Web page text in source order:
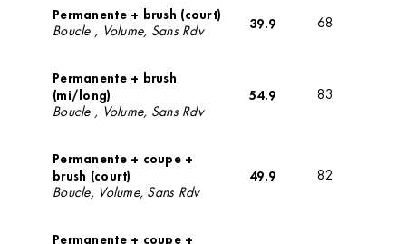
Permanente + brush (court)
Boucle , Volume, Sans Rdv 39.9 68
Permanente + brush
(mi/long)
Boucle , Volume, Sans Rdv
54.9 83
Permanente + coupe +
brush (court)
Boucle, Volume, Sans Rdv
49.9 82
Permanente + coupe +